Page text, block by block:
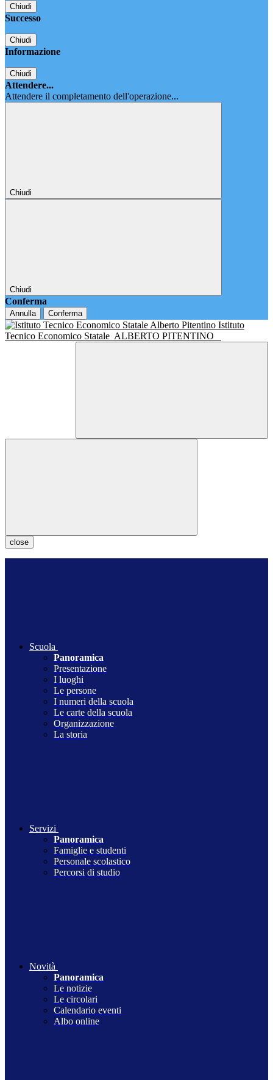
Chiudi
Successo
Chiudi
Informazione
Chiudi
Attendere...
Attendere il completamento dell'operazione...
Chiudi
Chiudi
Conferma
Annulla Conferma
Istituto
Tecnico Economico Statale ALBERTO PITENTINO
close
Scuola
Panoramica
Presentazione
I luoghi
Le persone
I numeri della scuola
Le carte della scuola
Organizzazione
La storia
Servizi
Panoramica
Famiglie e studenti
Personale scolastico
Percorsi di studio
Novità
Panoramica
Le notizie
Le circolari
Calendario eventi
Albo online